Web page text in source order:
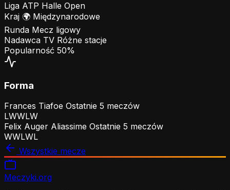
Liga ATP Halle Open
Kraj 🌍 Międzynarodowe
Runda Mecz ligowy
Nadawca TV Różne stacje
Popularność 50%
Forma
Frances Tiafoe Ostatnie 5 meczów
LWWLW
Felix Auger Aliassime Ostatnie 5 meczów
WWLWL
Wszystkie mecze
Meczyki.org